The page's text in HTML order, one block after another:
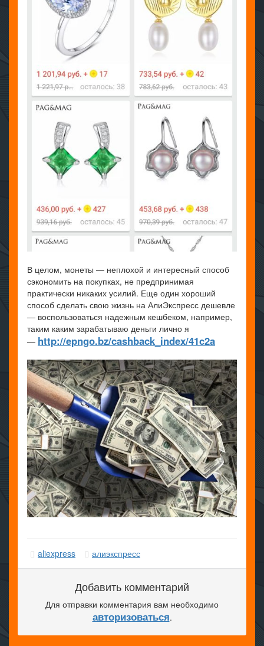
В целом, монеты — неплохой и интересный способ
сэкономить на покупках, не предпринимая
практически никаких усилий. Еще один хороший
способ сделать свою жизнь на АлиЭкспресс дешевле
— воспользоваться надежным кешбеком, например,
таким каким зарабатываю деньги лично я
— http://epngo.bz/cashback_index/41c2a
aliexpress алиэкспресс
Добавить комментарий
Для отправки комментария вам необходимо
авторизоваться.